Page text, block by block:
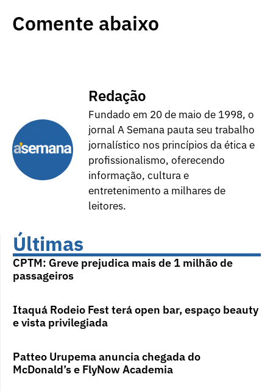
Comente abaixo
Redação
Fundado em 20 de maio de 1998, o
jornal A Semana pauta seu trabalho
jornalístico nos princípios da ética e
profissionalismo, oferecendo
informação, cultura e
entretenimento a milhares de
leitores.
Últimas
CPTM: Greve prejudica mais de 1 milhão de
passageiros
Itaquá Rodeio Fest terá open bar, espaço beauty
e vista privilegiada
Patteo Urupema anuncia chegada do
McDonald’s e FlyNow Academia